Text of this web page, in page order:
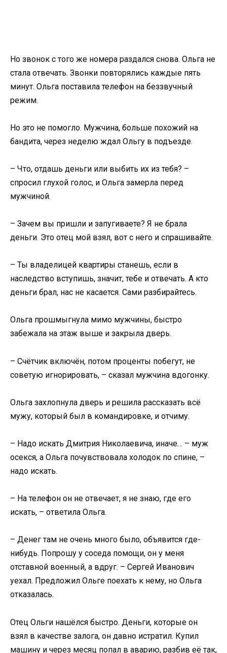
Но звонок с того же номера раздался снова. Ольга не
стала отвечать. Звонки повторялись каждые пять
минут. Ольга поставила телефон на беззвучный
режим.
Но это не помогло. Мужчина, больше похожий на
бандита, через неделю ждал Ольгу в подъезде.
– Что, отдашь деньги или выбить их из тебя? –
спросил глухой голос, и Ольга замерла перед
мужчиной.
– Зачем вы пришли и запугиваете? Я не брала
деньги. Это отец мой взял, вот с него и спрашивайте.
– Ты владелицей квартиры станешь, если в
наследство вступишь, значит, тебе и отвечать. А кто
деньги брал, нас не касается. Сами разбирайтесь.
Ольга прошмыгнула мимо мужчины, быстро
забежала на этаж выше и закрыла дверь.
– Счётчик включён, потом проценты побегут, не
советую игнорировать, – сказал мужчина вдогонку.
Ольга захлопнула дверь и решила рассказать всё
мужу, который был в командировке, и отчиму.
– Надо искать Дмитрия Николаевича, иначе… – муж
осекся, а Ольга почувствовала холодок по спине, –
надо искать.
– На телефон он не отвечает, я не знаю, где его
искать, – ответила Ольга.
– Денег там не очень много было, объявится где-
нибудь. Попрошу у соседа помощи, он у меня
отставной военный, а вдруг. – Сергей Иванович
уехал. Предложил Ольге поехать к нему, но Ольга
отказалась.
Отец Ольги нашёлся быстро. Деньги, которые он
взял в качестве залога, он давно истратил. Купил
машину и через месяц попал в аварию, разбив её так,